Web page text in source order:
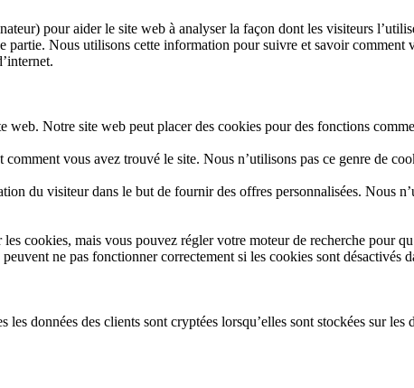
pour aider le site web à analyser la façon dont les visiteurs
partie. Nous utilisons cette information pour suivre et savoir
web. Notre site web peut placer des cookies pour des fonctions
vous avez trouvé le site. Nous n’utilisons pas ce genre de
du visiteur dans le but de fournir des offres personnalisées. Nous
cookies, mais vous pouvez régler votre moteur de recherche pour
ne pas fonctionner correctement si les cookies sont désactivés
données des clients sont cryptées lorsqu’elles sont stockées sur